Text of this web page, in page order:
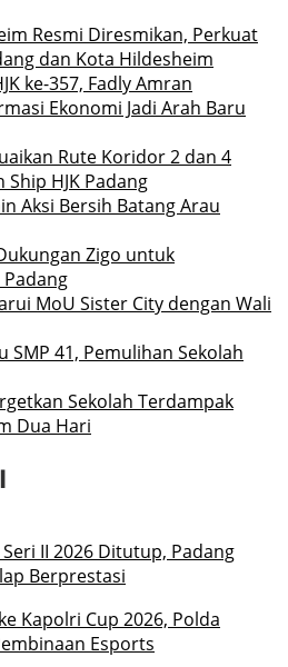
Resmi Diresmikan, Perkuat
dan Kota Hildesheim
ke-357, Fadly Amran
Ekonomi Jadi Arah Baru
Rute Koridor 2 dan 4
HJK Padang
Aksi Bersih Batang Arau
Zigo untuk
MoU Sister City dengan Wali
SMP 41, Pemulihan Sekolah
Sekolah Terdampak
Dua Hari
II 2026 Ditutup, Padang
Berprestasi
Kapolri Cup 2026, Polda
Esports